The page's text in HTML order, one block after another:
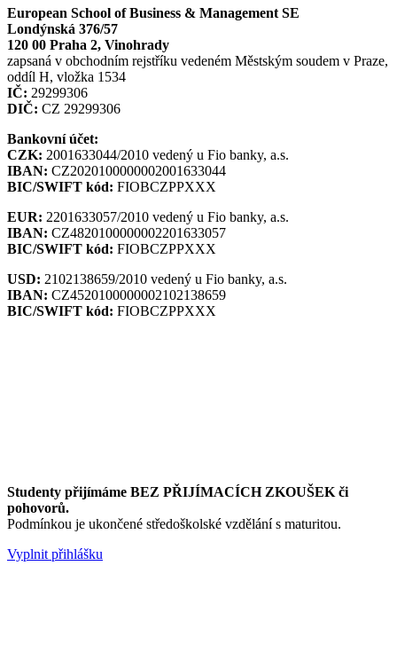
European School of Business & Management SE
Londýnská 376/57
120 00 Praha 2, Vinohrady
zapsaná v obchodním rejstříku vedeném Městským soudem v Praze,
oddíl H, vložka 1534
IČ: 29299306
DIČ: CZ 29299306
Bankovní účet:
CZK: 2001633044/2010 vedený u Fio banky, a.s.
IBAN: CZ2020100000002001633044
BIC/SWIFT kód: FIOBCZPPXXX
EUR: 2201633057/2010 vedený u Fio banky, a.s.
IBAN: CZ4820100000002201633057
BIC/SWIFT kód: FIOBCZPPXXX
USD: 2102138659/2010 vedený u Fio banky, a.s.
IBAN: CZ4520100000002102138659
BIC/SWIFT kód: FIOBCZPPXXX
Studenty přijímáme BEZ PŘIJÍMACÍCH ZKOUŠEK či
pohovorů.
Podmínkou je ukončené středoškolské vzdělání s maturitou.
Vyplnit přihlášku